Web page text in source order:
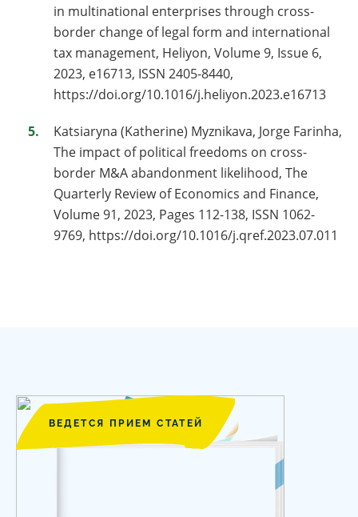
in multinational enterprises through cross-
border change of legal form and international
tax management, Heliyon, Volume 9, Issue 6,
2023, e16713, ISSN 2405-8440,
https://doi.org/10.1016/j.heliyon.2023.e16713
Katsiaryna (Katherine) Myznikava, Jorge Farinha,
The impact of political freedoms on cross-
border M&A abandonment likelihood, The
Quarterly Review of Economics and Finance,
Volume 91, 2023, Pages 112-138, ISSN 1062-
9769, https://doi.org/10.1016/j.qref.2023.07.011
ВЕДЕТСЯ ПРИЕМ СТАТЕЙ